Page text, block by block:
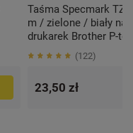
Taśma Specmark
m / zielone / biały
drukarek Brother P-
122
23,50 zł